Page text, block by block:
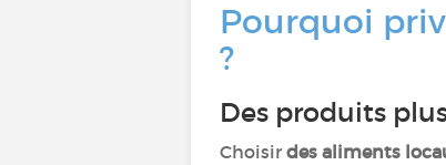
Pourquoi
?
Des produits
Choisir des aliments